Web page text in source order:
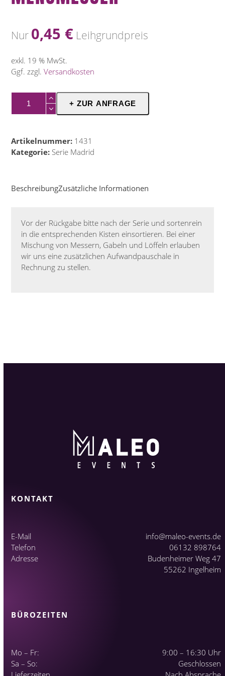
Nur 0,45 € Leihgrundpreis
exkl. 19 % MwSt.
Ggf. zzgl.Versandkosten
Menümesser
Menge
+ ZUR ANFRAGE
Artikelnummer: 1431
Kategorie: Serie Madrid
BeschreibungZusätzliche Informationen
Vor der Rückgabe bitte nach der Serie und sortenrein
in die entsprechenden Kisten einsortieren. Bei einer
Mischung von Messern, Gabeln und Löffeln erlauben
wir uns eine zusätzlichen Aufwandpauschale in
Rechnung zu stellen.
KONTAKT
E-Mail
info@maleo-events.de
Telefon
06132 898764
Adresse
Budenheimer Weg 47
55262 Ingelheim
BÜROZEITEN
Mo – Fr:
9:00 – 16:30 Uhr
Sa – So:
Geschlossen